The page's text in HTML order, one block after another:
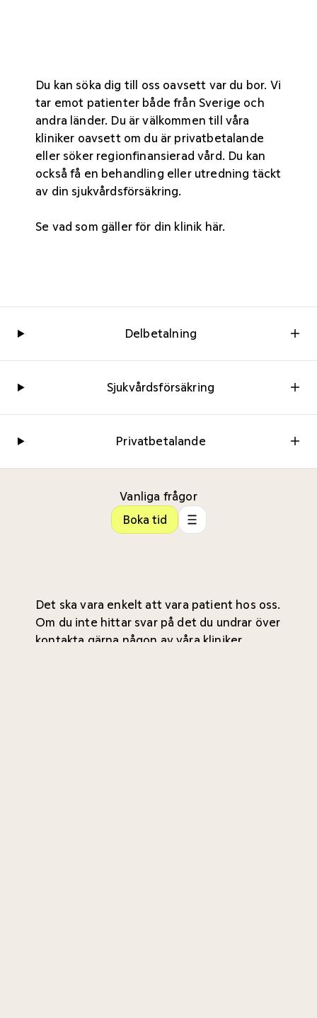
Boka tid
Du kan söka dig till oss oavsett var du bor. Vi
tar emot patienter både från Sverige och
andra länder. Du är välkommen till våra
kliniker oavsett om du är privatbetalande
eller söker regionfinansierad vård. Du kan
också få en behandling eller utredning täckt
av din sjukvårdsförsäkring.
Se vad som gäller för din klinik här.
Delbetalning
Sjukvårdsförsäkring
Privatbetalande
Vanliga frågor
Det ska vara enkelt att vara patient hos oss.
Om du inte hittar svar på det du undrar över
kontakta gärna någon av våra kliniker.